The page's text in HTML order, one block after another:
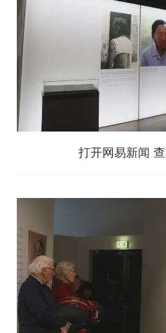
打开网易新闻